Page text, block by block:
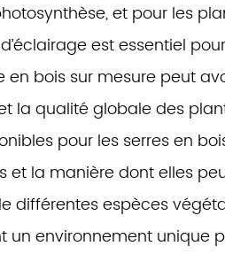
et pour les
est essentiel
en bois sur mesure peut
la qualité globale des
pour les serres en
et la manière dont elles
différentes espèces
un environnement unique